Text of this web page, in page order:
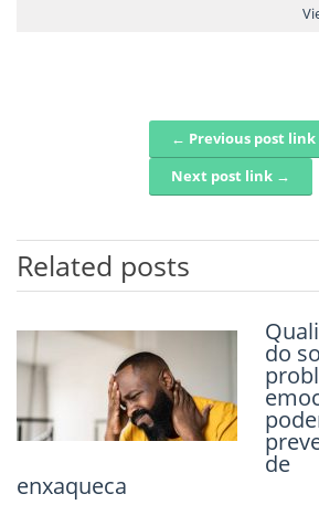
Post navigation← Previous post link
Next post link →
Related posts
do
de
enxaqueca
Irritável